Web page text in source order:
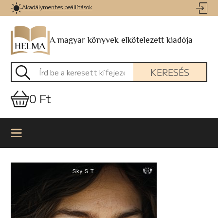
Akadálymentes beállítások
A magyar könyvek elkötelezett kiadója
KERESÉS
0 Ft